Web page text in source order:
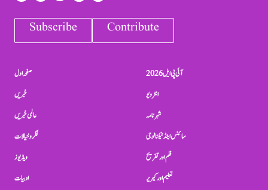
Subscribe Contribute
صفحہ اول
خبریں
عالمی خبریں
فکر و خیالات
ویڈیوز
ادبیات
آئی پی ایل 2026
انٹرویو
شہرنامہ
سائنس اینڈ ٹیکنالوجی
فلم اور تفریح
تعلیم اور کیریر